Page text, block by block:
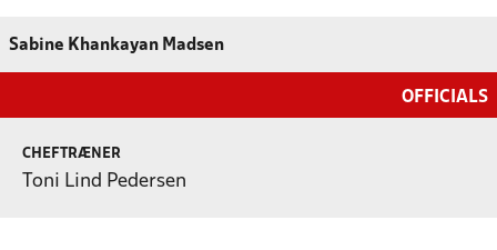
Sabine Khankayan Madsen
OFFICIALS
CHEFTRÆNER
Toni Lind Pedersen